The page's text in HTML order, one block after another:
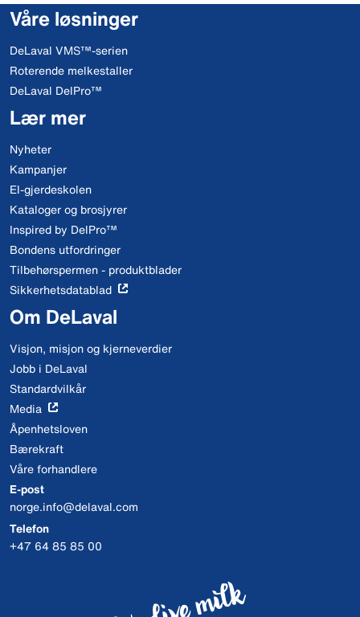
Våre løsninger
DeLaval VMS™-serien
Roterende melkestaller
DeLaval DelPro™
Lær mer
Nyheter
Kampanjer
El-gjerdeskolen
Kataloger og brosjyrer
Inspired by DelPro™
Bondens utfordringer
Tilbehørspermen - produktblader
Sikkerhetsdatablad
Om DeLaval
Visjon, misjon og kjerneverdier
Jobb i DeLaval
Standardvilkår
Media
Åpenhetsloven
Bærekraft
Våre forhandlere
E-post
norge.info@delaval.com
Telefon
+47 64 85 85 00